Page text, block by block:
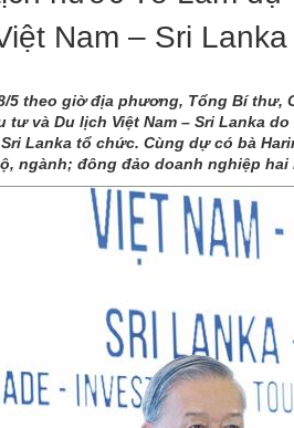
Nam – Sri Lanka
5 theo giờ địa phương, Tổng Bí
tư và Du lịch Việt Nam – Sri Lanka
Lanka tổ chức. Cùng dự có bà
ngành; đông đảo doanh nghiệp hai